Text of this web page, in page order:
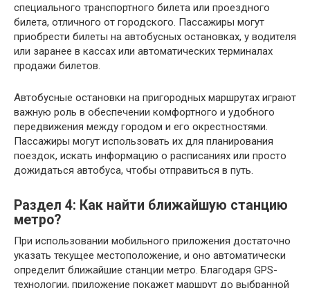
специального транспортного билета или проездного
билета, отличного от городского. Пассажиры могут
приобрести билеты на автобусных остановках, у водителя
или заранее в кассах или автоматических терминалах
продажи билетов.
Автобусные остановки на пригородных маршрутах играют
важную роль в обеспечении комфортного и удобного
передвижения между городом и его окрестностями.
Пассажиры могут использовать их для планирования
поездок, искать информацию о расписаниях или просто
дожидаться автобуса, чтобы отправиться в путь.
Раздел 4: Как найти ближайшую станцию
метро?
При использовании мобильного приложения достаточно
указать текущее местоположение, и оно автоматически
определит ближайшие станции метро. Благодаря GPS-
технологии, приложение покажет маршрут до выбранной